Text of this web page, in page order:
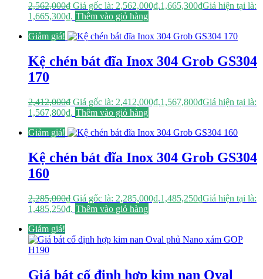
2,562,000₫ Giá gốc là: 2,562,000₫.1,665,300₫Giá hiện tại là:
1,665,300₫. Thêm vào giỏ hàng
Giảm giá!
Kệ chén bát đĩa Inox 304 Grob GS304
170
2,412,000₫ Giá gốc là: 2,412,000₫.1,567,800₫Giá hiện tại là:
1,567,800₫. Thêm vào giỏ hàng
Giảm giá!
Kệ chén bát đĩa Inox 304 Grob GS304
160
2,285,000₫ Giá gốc là: 2,285,000₫.1,485,250₫Giá hiện tại là:
1,485,250₫. Thêm vào giỏ hàng
Giảm giá!
Giá bát cố định hợp kim nan Oval